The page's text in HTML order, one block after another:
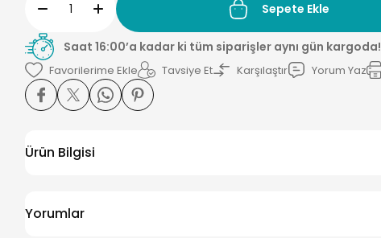
Sepete Ekle
Saat 16:00’a kadar ki tüm siparişler aynı gün kargoda!
Tavsiye Et Karşılaştır Yorum Yaz
Ürün Bilgisi
Yorumlar